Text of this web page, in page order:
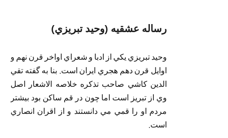
رساله عشقيه (وحيد تبريزي)
وحيد تبريزي يکي از ادبا و شعراي اواخر قرن نهم و
اوايل قرن دهم هجري ايران است. بنا به گفته تقي
الدين کاشي صاحب تذکره خلاصه الاشعار اصل
وي از تبريز است اما چون در قم ساکن بود بيشتر
مردم او را قمي مي دانستند و از اقران انصاري
است.